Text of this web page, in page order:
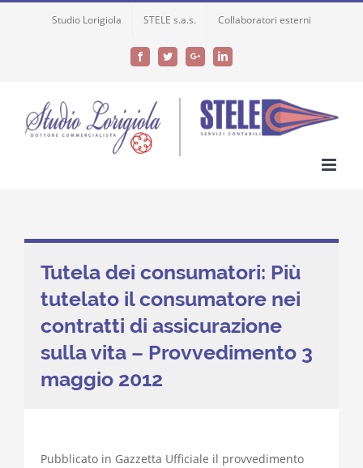
Studio Lorigiola STELE s.a.s. Collaboratori esterni
FacebookTwitterGoogle+LinkedIn
Tutela dei consumatori: Più
tutelato il consumatore nei
contratti di assicurazione
sulla vita – Provvedimento 3
maggio 2012
Pubblicato in Gazzetta Ufficiale il provvedimento